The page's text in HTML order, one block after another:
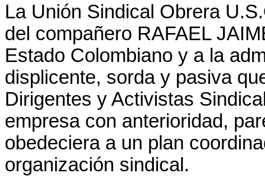
La Unión Sindical Obrera
del compañero RAFAEL
Estado Colombiano y a la
displicente, sorda y pasiva
Dirigentes y Activistas
empresa con anterioridad,
obedeciera a un plan
organización sindical.